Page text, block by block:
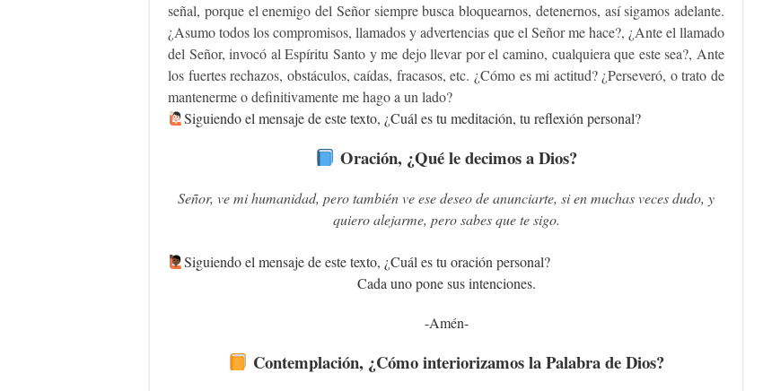
señal, porque el enemigo del Señor siempre busca bloquearnos, detenernos, así sigamos adelante.
¿Asumo todos los compromisos, llamados y advertencias que el Señor me hace?, ¿Ante el llamado
del Señor, invocó al Espíritu Santo y me dejo llevar por el camino, cualquiera que este sea?, Ante
los fuertes rechazos, obstáculos, caídas, fracasos, etc. ¿Cómo es mi actitud? ¿Perseveró, o trato de
mantenerme o definitivamente me hago a un lado?
Siguiendoel mensaje de este texto, ¿Cuál es tu meditación, tu reflexión personal?
Oración, ¿Qué le decimos a Dios?
Señor, ve mi humanidad, pero también ve ese deseo de anunciarte, si en muchas veces dudo, y
quiero alejarme, pero sabes que te sigo.
‍Siguiendoel mensaje de este texto, ¿Cuál es tu oración personal?
Cada uno pone sus intenciones.
-Amén-
Contemplación, ¿Cómo interiorizamos la Palabra de Dios?